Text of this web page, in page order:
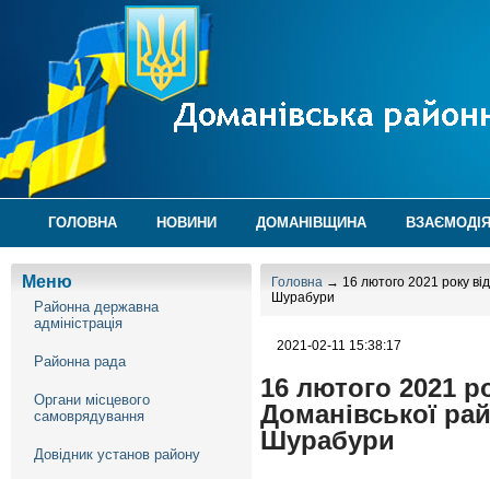
ГОЛОВНА НОВИНИ ДОМАНІВЩИНА
Меню
Районна державна
адміністрація
Районна рада
Органи місцевого
самоврядування
Довідник установ району
Головна → 16 лютого 2021 року
Шурабури
2021-02-11 15:38:17
16 лютого 2021
Доманівської
Шурабури